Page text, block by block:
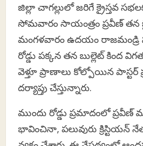
జిల్లా చాగల్లులో జరిగే క్రైస్తవ
సోమవారం సాయంత్రం ప్రవీణ్‌ తన
మంగళవారం ఉదయం రాజమండ్రి
రోడ్డు పక్కన తన బుల్లెట్ కింద
వెళ్తూ ప్రాణాలు కోల్పోయిన పాస్టర్
దర్యాప్తు చేస్తున్నారు.
ముందు రోడ్డు ప్రమాదంలో
భావించినా, పలువురు క్రిస్టియన్